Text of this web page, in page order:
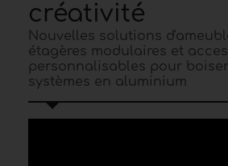
créativité
Nouvelles solutions
étagères modulaires et
personnalisables pour
systèmes en aluminium